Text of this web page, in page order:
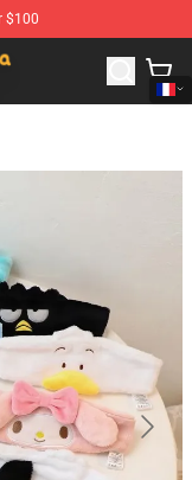
$100
of Gudetama